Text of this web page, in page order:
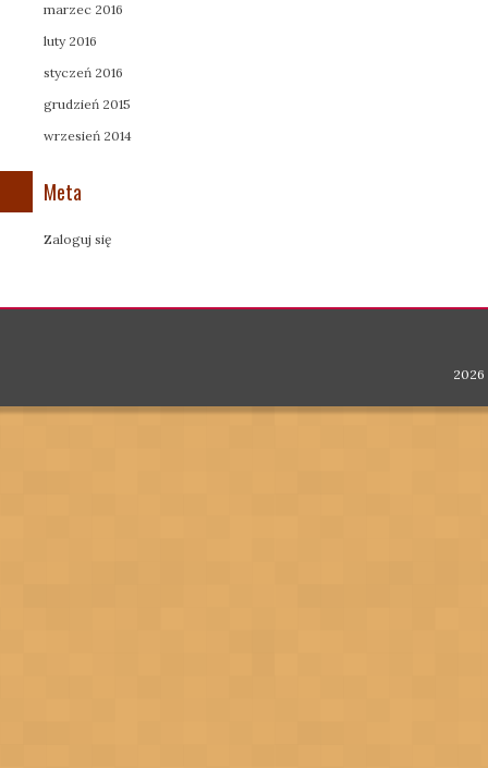
marzec 2016
luty 2016
styczeń 2016
grudzień 2015
wrzesień 2014
Meta
Zaloguj się
2026